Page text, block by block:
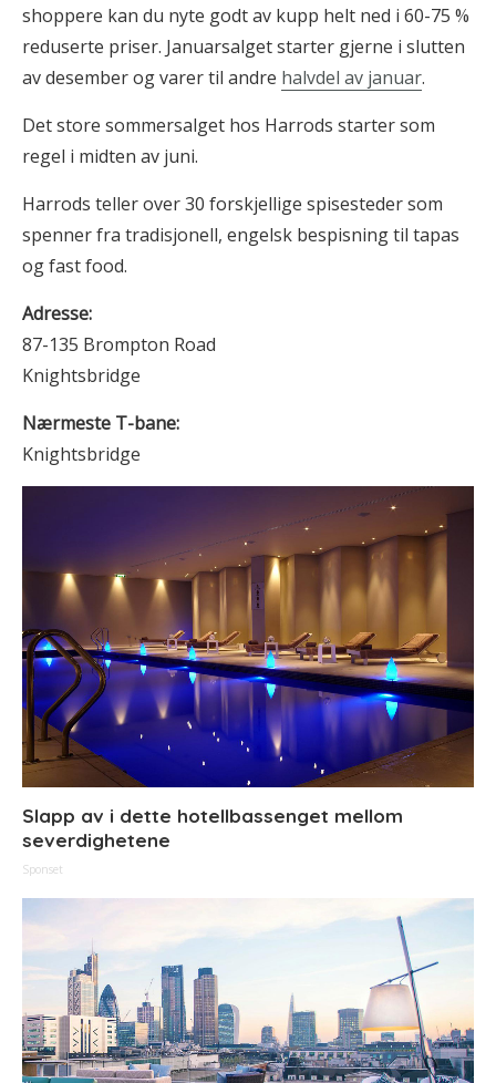
shoppere kan du nyte godt av kupp helt ned i 60-75 %
reduserte priser. Januarsalget starter gjerne i slutten
av desember og varer til andre halvdel av januar.
Det store sommersalget hos Harrods starter som
regel i midten av juni.
Harrods teller over 30 forskjellige spisesteder som
spenner fra tradisjonell, engelsk bespisning til tapas
og fast food.
Adresse:
87-135 Brompton Road
Knightsbridge
Nærmeste T-bane:
Knightsbridge
Slapp av i dette hotellbassenget mellom
severdighetene
Sponset